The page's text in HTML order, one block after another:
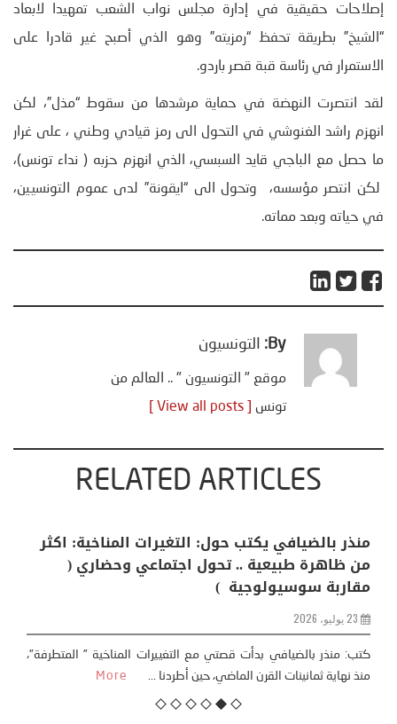
إصلاحات حقيقية في إدارة مجلس نواب الشعب تمهيدا لابعاد
“الشيخ” بطريقة تحفظ “رمزيته” وهو الذي أصبح غير قادرا على
الاستمرار في رئاسة قبة قصر باردو.
لقد انتصرت النهضة في حماية مرشدها من سقوط “مذل”، لكن
انهزم راشد الغنوشي في التحول الى رمز قيادي وطني ، على غرار
ما حصل مع الباجي قايد السبسي، الذي انهزم حزبه ( نداء تونس)،
لكن انتصر مؤسسه، وتحول الى “ايقونة” لدى عموم التونسيين،
في حياته وبعد مماته.
By: التونسيون
موقع " التونسيون " .. العالم من
تونس
RELATED ARTICLES
منذر بالضيافي يكتب حول: التغيرات المناخية: اكثر
من ظاهرة طبيعية .. تحول اجتماعي وحضاري (
مقاربة سوسيولوجية )
23 يوليو، 2026
كتب: منذر بالضيافي بدأت قصتي مع التغييرات المناخية ” المتطرفة”،
منذ نهاية ثمانينات القرن الماضي، حين أطردنا ...
More